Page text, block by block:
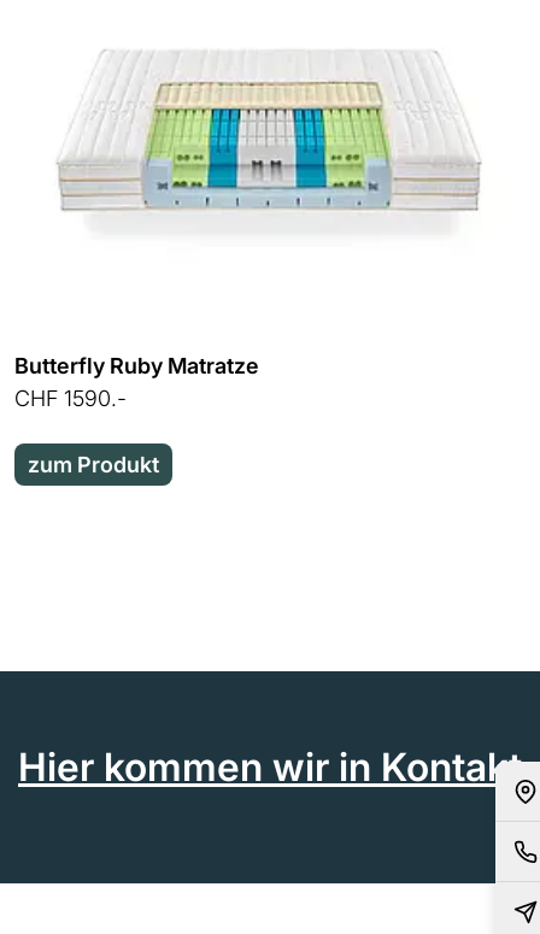
Butterfly Ruby Matratze
CHF 1590.-
zum Produkt
Hier kommen wir in Kontakt